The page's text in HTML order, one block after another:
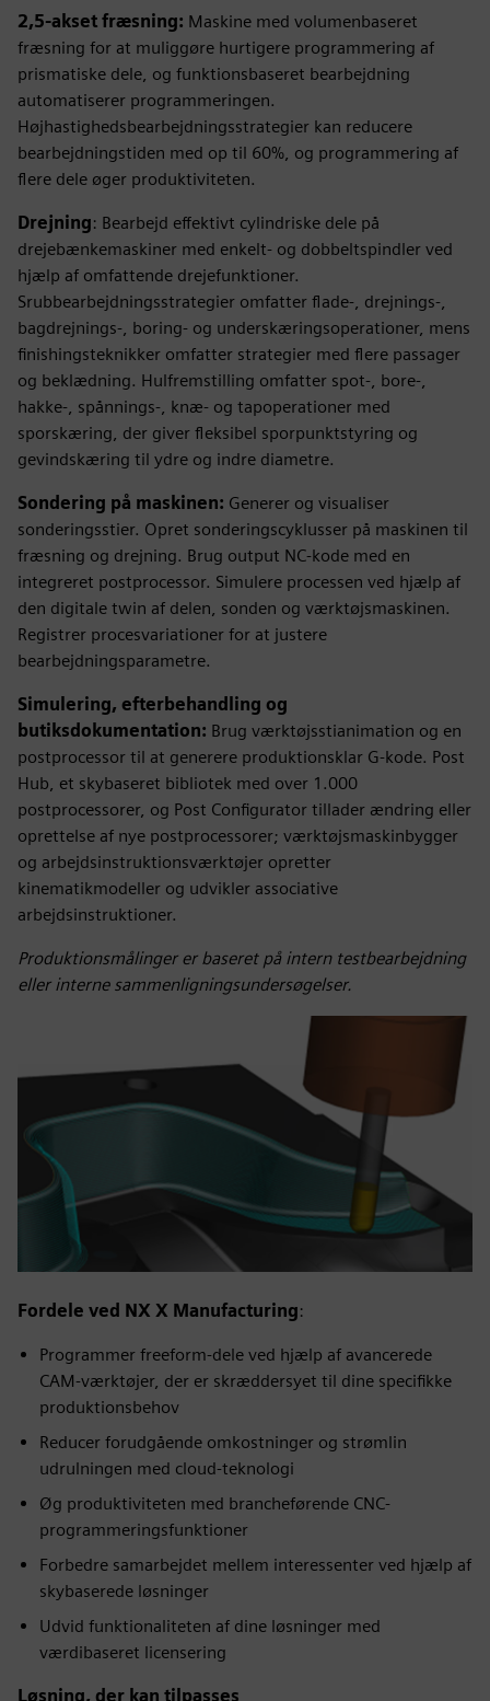
2,5-akset fræsning: Maskine med volumenbaseret
fræsning for at muliggøre hurtigere programmering af
prismatiske dele, og funktionsbaseret bearbejdning
automatiserer programmeringen.
Højhastighedsbearbejdningsstrategier kan reducere
bearbejdningstiden med op til 60%, og programmering af
flere dele øger produktiviteten.
Drejning: Bearbejd effektivt cylindriske dele på
drejebænkemaskiner med enkelt- og dobbeltspindler ved
hjælp af omfattende drejefunktioner.
Srubbearbejdningsstrategier omfatter flade-, drejnings-,
bagdrejnings-, boring- og underskæringsoperationer, mens
finishingsteknikker omfatter strategier med flere passager
og beklædning. Hulfremstilling omfatter spot-, bore-,
hakke-, spånnings-, knæ- og tapoperationer med
sporskæring, der giver fleksibel sporpunktstyring og
gevindskæring til ydre og indre diametre.
Sondering på maskinen: Generer og visualiser
sonderingsstier. Opret sonderingscyklusser på maskinen til
fræsning og drejning. Brug output NC-kode med en
integreret postprocessor. Simulere processen ved hjælp af
den digitale twin af delen, sonden og værktøjsmaskinen.
Registrer procesvariationer for at justere
bearbejdningsparametre.
Simulering, efterbehandling og
butiksdokumentation: Brug værktøjsstianimation og en
postprocessor til at generere produktionsklar G-kode. Post
Hub, et skybaseret bibliotek med over 1.000
postprocessorer, og Post Configurator tillader ændring eller
oprettelse af nye postprocessorer; værktøjsmaskinbygger
og arbejdsinstruktionsværktøjer opretter
kinematikmodeller og udvikler associative
arbejdsinstruktioner.
Produktionsmålinger er baseret på intern testbearbejdning
eller interne sammenligningsundersøgelser.
Fordele ved NX X Manufacturing:
Programmer freeform-dele ved hjælp af avancerede
CAM-værktøjer, der er skræddersyet til dine specifikke
produktionsbehov
Reducer forudgående omkostninger og strømlin
udrulningen med cloud-teknologi
Øg produktiviteten med brancheførende CNC-
programmeringsfunktioner
Forbedre samarbejdet mellem interessenter ved hjælp af
skybaserede løsninger
Udvid funktionaliteten af dine løsninger med
værdibaseret licensering
Løsning, der kan tilpasses